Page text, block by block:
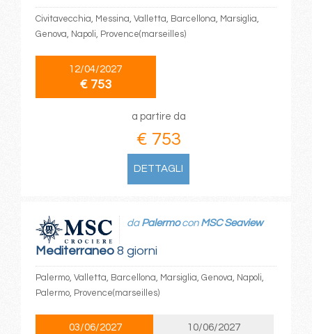
Civitavecchia, Messina, Valletta, Barcellona, Marsiglia,
Genova, Napoli, Provence(marseilles)
12/04/2027
€ 753
a partire da
€ 753
DETTAGLI
Mediterraneo8 giorni
da Palermocon MSC Seaview
Palermo, Valletta, Barcellona, Marsiglia, Genova, Napoli,
Palermo, Provence(marseilles)
03/06/2027
10/06/2027